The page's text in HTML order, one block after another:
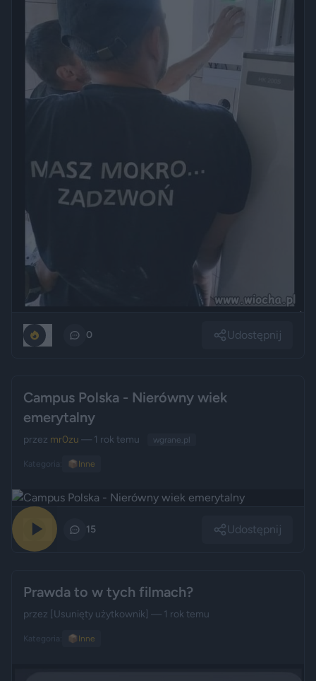
0 Udostępnij
Campus Polska - Nierówny wiek
emerytalny
przez mr0zu — 1 rok temu wgrane.pl
Kategoria: 📦 Inne
15 Udostępnij
Prawda to w tych filmach?
przez [Usunięty użytkownik] — 1 rok temu
Kategoria: 📦 Inne